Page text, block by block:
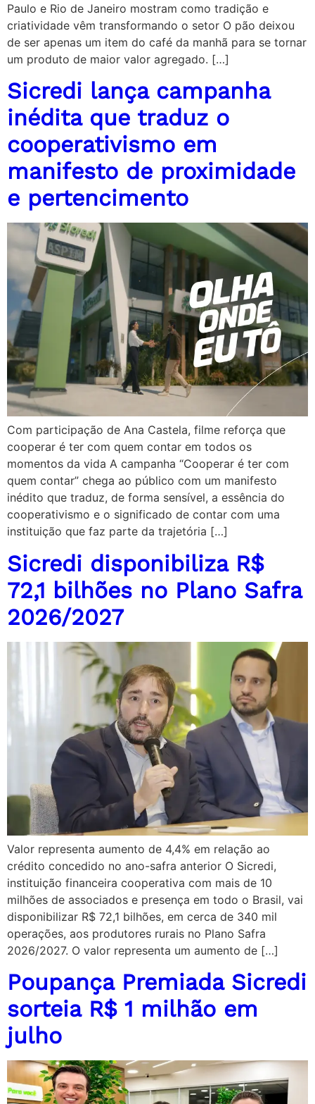
Paulo e Rio de Janeiro mostram como tradição e
criatividade vêm transformando o setor O pão deixou
de ser apenas um item do café da manhã para se tornar
um produto de maior valor agregado. […]
Sicredi lança campanha
inédita que traduz o
cooperativismo em
manifesto de proximidade
e pertencimento
Com participação de Ana Castela, filme reforça que
cooperar é ter com quem contar em todos os
momentos da vida A campanha “Cooperar é ter com
quem contar” chega ao público com um manifesto
inédito que traduz, de forma sensível, a essência do
cooperativismo e o significado de contar com uma
instituição que faz parte da trajetória […]
Sicredi disponibiliza R$
72,1 bilhões no Plano Safra
2026/2027
Valor representa aumento de 4,4% em relação ao
crédito concedido no ano-safra anterior O Sicredi,
instituição financeira cooperativa com mais de 10
milhões de associados e presença em todo o Brasil, vai
disponibilizar R$ 72,1 bilhões, em cerca de 340 mil
operações, aos produtores rurais no Plano Safra
2026/2027. O valor representa um aumento de […]
Poupança Premiada Sicredi
sorteia R$ 1 milhão em
julho